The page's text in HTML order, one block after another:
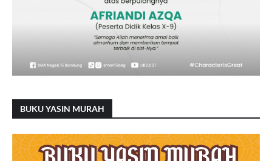
BUKU YASIN MURAH